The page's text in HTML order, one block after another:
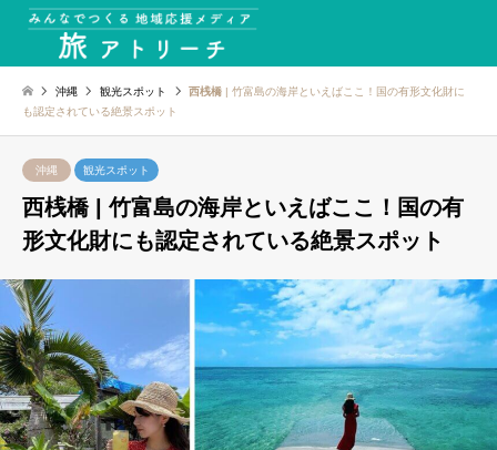
沖縄 観光スポット 西桟橋 | 竹富島の海岸といえばここ！国の有形文化財に
も認定されている絶景スポット
沖縄 観光スポット
西桟橋| 竹富島の海岸といえばここ！国の有
形文化財にも認定されている絶景スポット